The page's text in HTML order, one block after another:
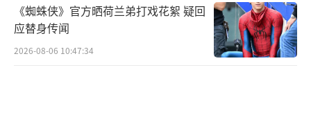
《蜘蛛侠》官方晒荷兰弟打戏花絮 疑回
应替身传闻
2026-08-06 10:47:34